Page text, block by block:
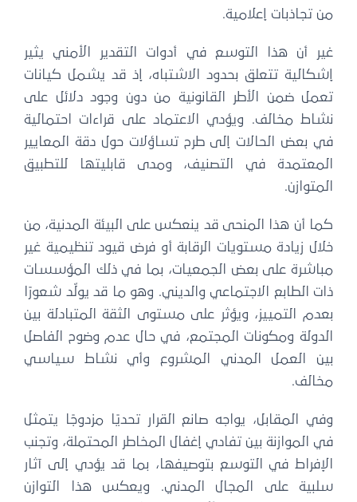
من تجاذبات إعلامية.
غير أن هذا التوسع في أدوات التقدير الأمني يثير
إشكالية تتعلق بحدود الاشتباه، إذ قد يشمل كيانات
تعمل ضمن الأطر القانونية من دون وجود دلائل على
نشاط مخالف. ويؤدي الاعتماد على قراءات احتمالية
في بعض الحالات إلى طرح تساؤلات حول دقة المعايير
المعتمدة في التصنيف، ومدى قابليتها للتطبيق
المتوازن.
كما أن هذا المنحى قد ينعكس على البيئة المدنية، من
خلال زيادة مستويات الرقابة أو فرض قيود تنظيمية غير
مباشرة على بعض الجمعيات، بما في ذلك المؤسسات
ذات الطابع الاجتماعي والديني. وهو ما قد يولّد شعورًا
بعدم التمييز، ويؤثر على مستوى الثقة المتبادلة بين
الدولة ومكونات المجتمع، في حال عدم وضوح الفاصل
بين العمل المدني المشروع وأي نشاط سياسي
مخالف.
وفي المقابل، يواجه صانع القرار تحديًا مزدوجًا يتمثل
في الموازنة بين تفادي إغفال المخاطر المحتملة، وتجنب
الإفراط في التوسع بتوصيفها، بما قد يؤدي إلى آثار
سلبية على المجال المدني. ويعكس هذا التوازن